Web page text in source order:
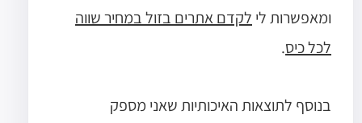
ומאפשרות לי לקדם אתרים בזול במחיר שווה
לכל כיס.
בנוסף לתוצאות האיכותיות שאני מספק